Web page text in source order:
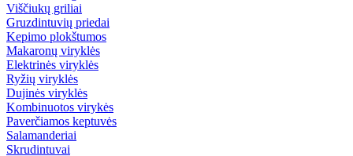
Viščiukų griliai
Gruzdintuvių priedai
Kepimo plokštumos
Makaronų viryklės
Elektrinės viryklės
Ryžių viryklės
Dujinės viryklės
Kombinuotos virykės
Paverčiamos keptuvės
Salamanderiai
Skrudintuvai